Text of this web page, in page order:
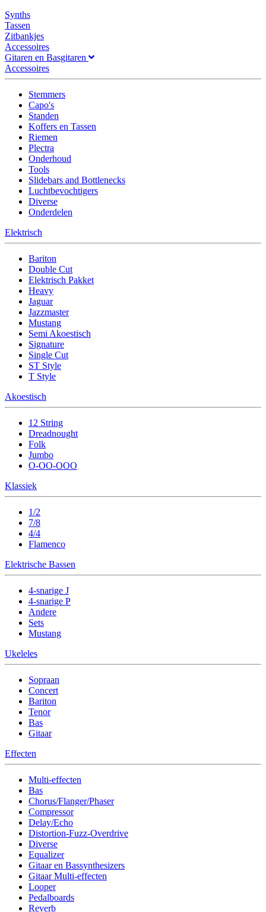
Synths
Tassen
Zitbankjes
Accessoires
Gitaren en Basgitaren
Accessoires
Stemmers
Capo's
Standen
Koffers en Tassen
Riemen
Plectra
Onderhoud
Tools
Slidebars and Bottlenecks
Luchtbevochtigers
Diverse
Onderdelen
Elektrisch
Bariton
Double Cut
Elektrisch Pakket
Heavy
Jaguar
Jazzmaster
Mustang
Semi Akoestisch
Signature
Single Cut
ST Style
T Style
Akoestisch
12 String
Dreadnought
Folk
Jumbo
O-OO-OOO
Klassiek
1/2
7/8
4/4
Flamenco
Elektrische Bassen
4-snarige J
4-snarige P
Andere
Sets
Mustang
Ukeleles
Sopraan
Concert
Bariton
Tenor
Bas
Gitaar
Effecten
Multi-effecten
Bas
Chorus/Flanger/Phaser
Compressor
Delay/Echo
Distortion-Fuzz-Overdrive
Diverse
Equalizer
Gitaar en Bassynthesizers
Gitaar Multi-effecten
Looper
Pedalboards
Reverb